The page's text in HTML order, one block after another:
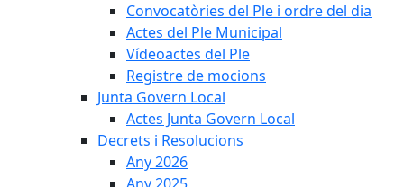
Convocatòries del Ple i ordre del dia
Actes del Ple Municipal
Vídeoactes del Ple
Registre de mocions
Junta Govern Local
Actes Junta Govern Local
Decrets i Resolucions
Any 2026